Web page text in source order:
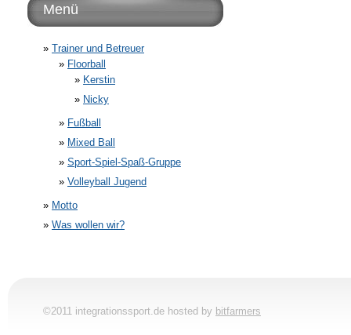
Menü
Trainer und Betreuer
Floorball
Kerstin
Nicky
Fußball
Mixed Ball
Sport-Spiel-Spaß-Gruppe
Volleyball Jugend
Motto
Was wollen wir?
©2011 integrationssport.de hosted by bitfarmers